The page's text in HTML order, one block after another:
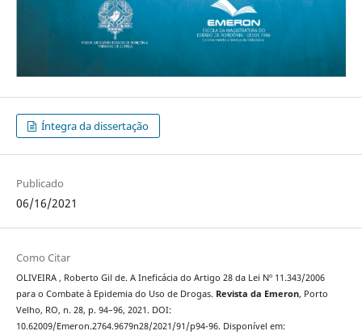
Íntegra da dissertação
Publicado
06/16/2021
Como Citar
OLIVEIRA , Roberto Gil de. A Ineficácia do Artigo 28 da Lei Nº 11.343/2006
para o Combate à Epidemia do Uso de Drogas. Revista da Emeron, Porto
Velho, RO, n. 28, p. 94–96, 2021. DOI:
10.62009/Emeron.2764.9679n28/2021/91/p94-96. Disponível em: